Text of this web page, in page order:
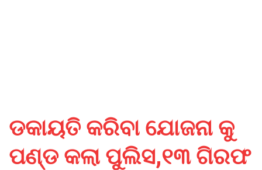
ଡକାୟତି କରିବା ଯୋଜନା କୁ
ପଣ୍ଡ କଲା ପୁଲିସ,୧୩ ଗିରଫ